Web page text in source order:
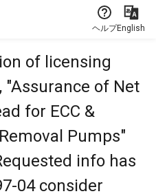
ヘルプEnglish
of licensing
"Assurance of Net
for ECC &
Pumps"
info has
04 consider